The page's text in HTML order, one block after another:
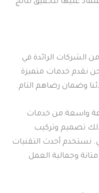
عليها لتحقيق نتائج
الشركات الرائدة في
نقدم خدمات متميزة
وضمان رضاهم التام.
واسعة من خدمات
ذلك تصميم وتركيب
نستخدم أحدث التقنيات
وجمالية العمل